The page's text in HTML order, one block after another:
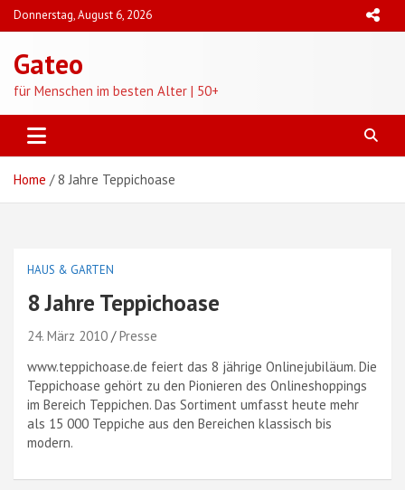
Skip
to
Donnerstag, August 6, 2026
Gateo
für Menschen im besten Alter | 50+
Home 8 Jahre Teppichoase
HAUS & GARTEN
8 Jahre Teppichoase
24. März 2010
Presse
www.teppichoase.de feiert das 8 jährige Onlinejubiläum. Die
Teppichoase gehört zu den Pionieren des Onlineshoppings
im Bereich Teppichen. Das Sortiment umfasst heute mehr
als 15 000 Teppiche aus den Bereichen klassisch bis
modern.